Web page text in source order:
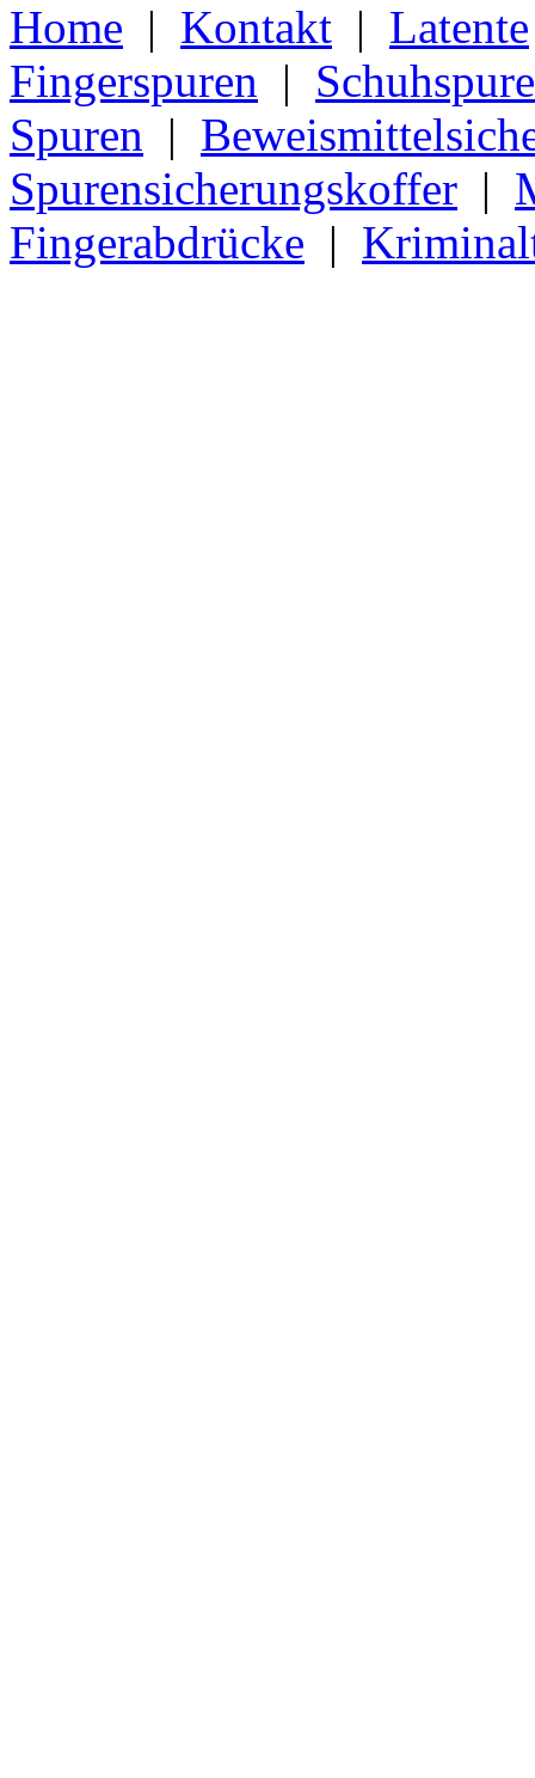
Home | Kontakt | Latente
Fingerspuren |
Spuren |
Spurensicherungskoffer |
Fingerabdrücke |